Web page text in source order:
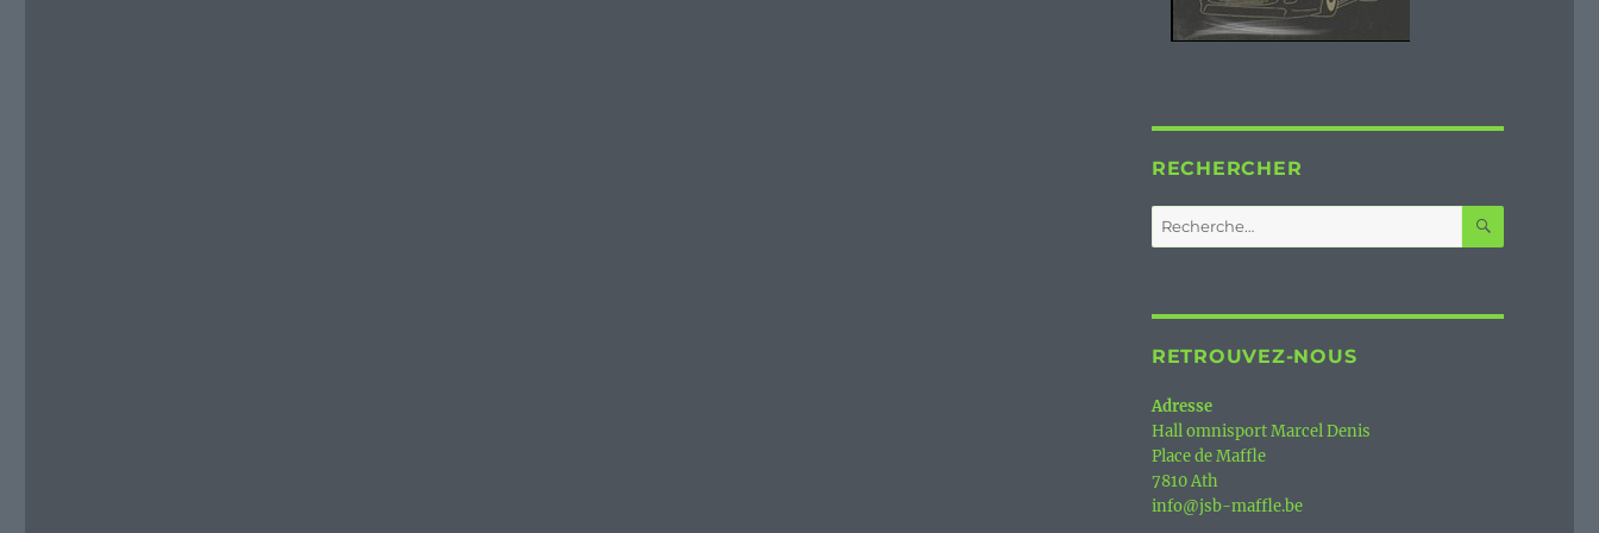
RECHERCHER
Recherche
pour :
RETROUVEZ-NOUS
Adresse
Hall omnisport Marcel Denis
Place de Maffle
7810 Ath
info@jsb-maffle.be